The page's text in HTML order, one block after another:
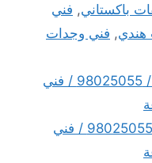
باكستاني, فني
هندي, فني وجدات
رقم فني مكيفات جابر العلي / 98025055 / فني
رقم فني مكيفات الفروانية / 98025055 / فني